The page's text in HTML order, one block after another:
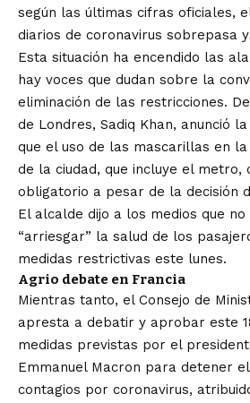
según las últimas cifras oficiales,
diarios de coronavirus sobrepasa
Esta situación ha encendido las
hay voces que dudan sobre la
eliminación de las restricciones.
de Londres, Sadiq Khan, anunció
que el uso de las mascarillas en
de la ciudad, que incluye el metro,
obligatorio a pesar de la decisión
El alcalde dijo a los medios que
“arriesgar” la salud de los
medidas restrictivas este lunes.
Agrio debate en Francia
Mientras tanto, el Consejo de
apresta a debatir y aprobar este
medidas previstas por el
Emmanuel Macron para detener
contagios por coronavirus,